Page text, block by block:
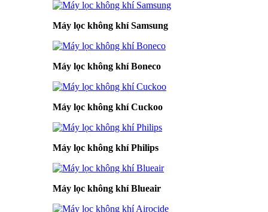
Máy lọc không khí Samsung
Máy lọc không khí Boneco
Máy lọc không khí Cuckoo
Máy lọc không khí Philips
Máy lọc không khí Blueair